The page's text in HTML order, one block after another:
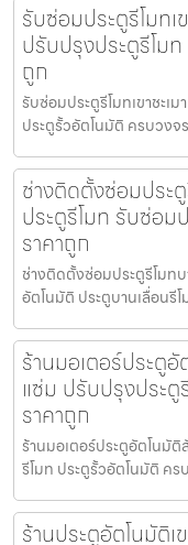
รับซ่อมประตูรีโมท
ปรับปรุงประตูรีโม
ถูก
รับซ่อมประตูรีโมทเขาชะ
ประตูรั้วอัตโนมัติ ครบวงจ
ช่างติดตั้งซ่อมประ
ประตูรีโมท รับซ่อม
ราคาถูก
ช่างติดตั้งซ่อมประตูรีโมท
อัตโนมัติ ประตูบานเลื่อนรี
ร้านมอเตอร์ประตู
แซ่ม ปรับปรุงประตู
ราคาถูก
ร้านมอเตอร์ประตูอัตโนมั
รีโมท ประตูรั้วอัตโนมัติ ค
ร้านประตูอัตโนมัติเ